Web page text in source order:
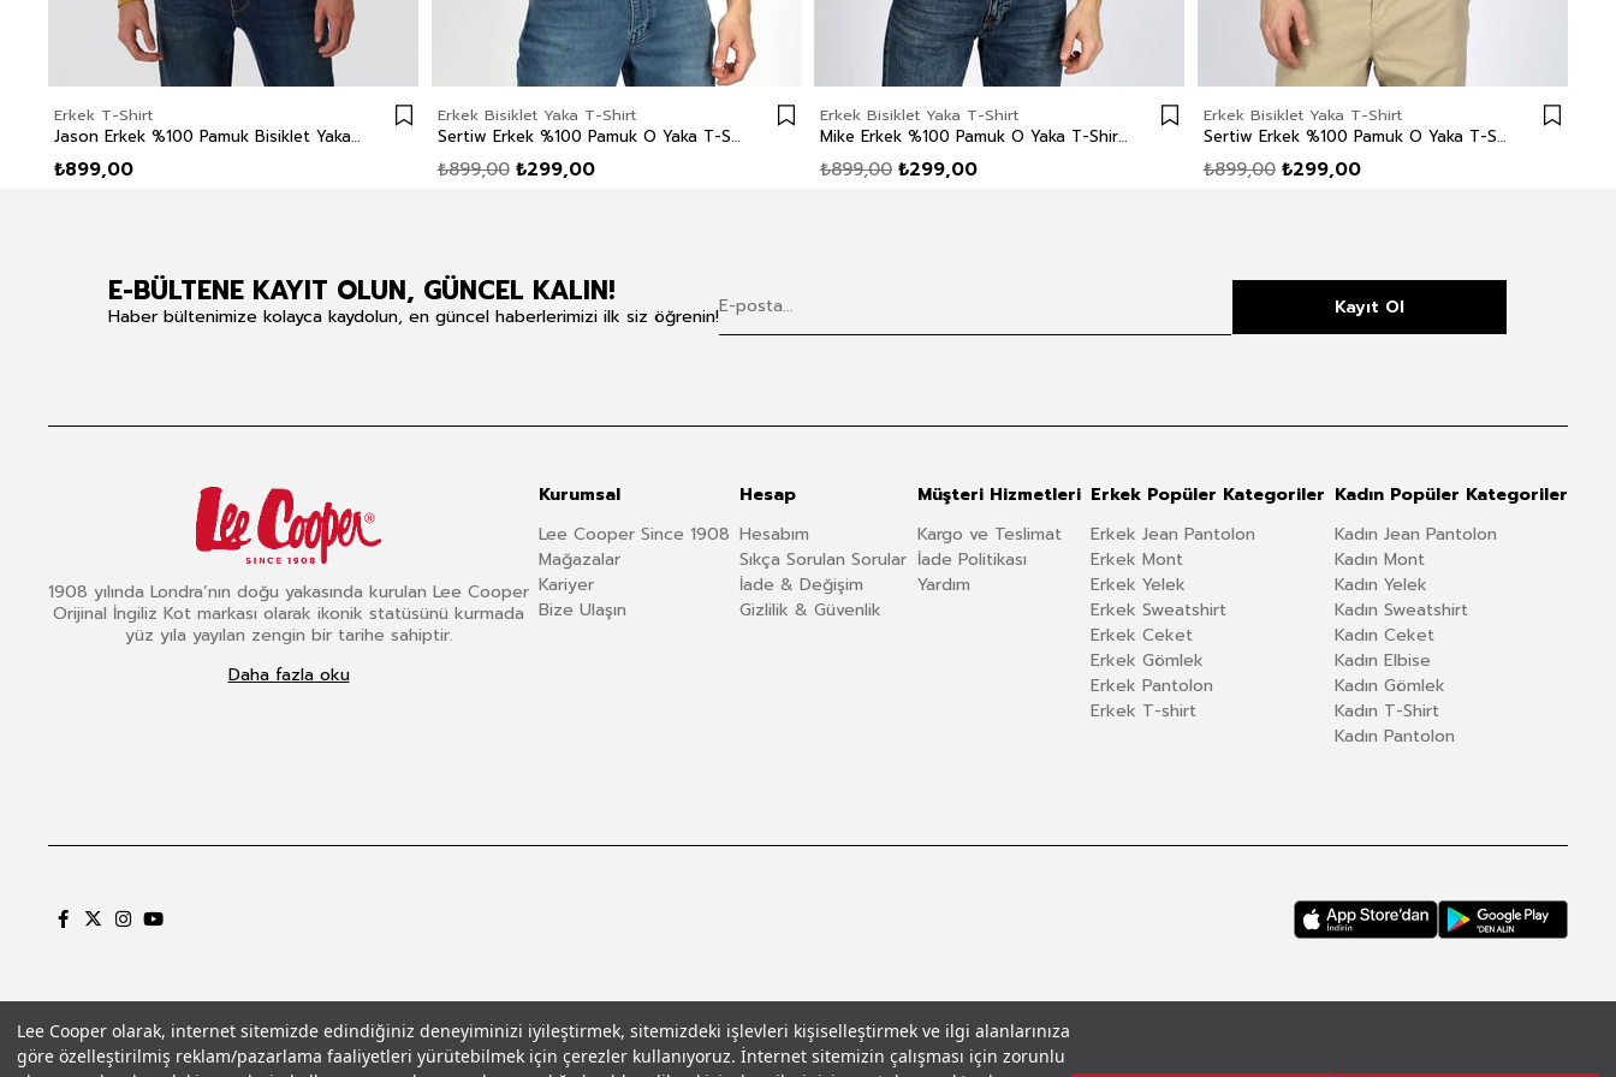
Lee Cooper olarak, internet sitemizde edindiğiniz deneyiminizi iyileştirmek, sitemizdeki işlevleri kişiselleştirmek ve ilgi alanlarınıza
göre özelleştirilmiş reklam/pazarlama faaliyetleri yürütebilmek için çerezler kullanıyoruz. İnternet sitemizin çalışması için zorunlu
Erkek T-Shirt
Jason Erkek %100 Pamuk Bisiklet Yaka Uzun Kol T-Shirt Hardal
₺899,00
Erkek Bisiklet Yaka T-Shirt
Sertiw Erkek %100 Pamuk O Yaka T-Shirt Gri Melanj
₺299,00
₺899,00
Erkek Bisiklet Yaka T-Shirt
Mike Erkek %100 Pamuk O Yaka T-Shirt Lacivert
₺299,00
₺899,00
Erkek Bisiklet Yaka T-Shirt
Sertiw Erkek %100 Pamuk O Yaka T-Shirt Yeşil Melanj
₺299,00
₺899,00
E-BÜLTENE KAYIT OLUN, GÜNCEL KALIN!
Haber bültenimize kolayca kaydolun, en güncel haberlerimizi ilk siz öğrenin! Kayıt Ol
1908 yılında Londra’nın doğu yakasında kurulan Lee Cooper
Orijinal İngiliz Kot markası olarak ikonik statüsünü kurmada
yüz yıla yayılan zengin bir tarihe sahiptir.
Daha fazla oku
Kurumsal
Lee Cooper Since 1908
Mağazalar
Kariyer
Bize Ulaşın
Hesap
Hesabım
Sıkça Sorulan Sorular
İade & Değişim
Gizlilik & Güvenlik
Müşteri Hizmetleri
Kargo ve Teslimat
İade Politikası
Yardım
Erkek Popüler Kategoriler
Erkek Jean Pantolon
Erkek Mont
Erkek Yelek
Erkek Sweatshirt
Erkek Ceket
Erkek Gömlek
Erkek Pantolon
Erkek T-shirt
Kadın Popüler Kategoriler
Kadın Jean Pantolon
Kadın Mont
Kadın Yelek
Kadın Sweatshirt
Kadın Ceket
Kadın Elbise
Kadın Gömlek
Kadın T-Shirt
Kadın Pantolon
Gizlilik PolitikasıÇerez PolitikasıKVKK Aydınlatma MetniŞartlar ve Koşullar© 2026 Leecooper - Tüm Hakları Saklıdır.